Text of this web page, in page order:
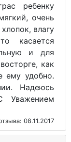
ребенку
очень
влагу
касается
и для
как
ему удобно.
Надеюсь
Уважением
08.11.2017